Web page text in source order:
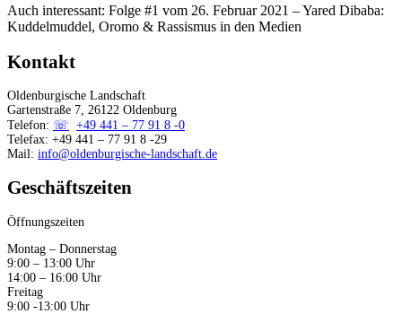
Auch interessant: Folge #1 vom 26. Februar 2021 – Yared Dibaba:
Kuddelmuddel, Oromo & Rassismus in den Medien
Kontakt
Oldenburgische Landschaft
Gartenstraße 7, 26122 Oldenburg
Telefon:
+49 441 – 77 91 8 -0
Telefax: +49 441 – 77 91 8 -29
Mail: info@oldenburgische-landschaft.de
Geschäftszeiten
Öffnungszeiten
Montag – Donnerstag
9:00 – 13:00 Uhr
14:00 – 16:00 Uhr
Freitag
9:00 -13:00 Uhr